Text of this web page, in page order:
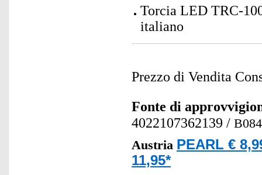
Torcia LED TRC-
italiano
Prezzo di Vendita
Fonte di
4022107362139 /
Austria PEARL €
11,95*